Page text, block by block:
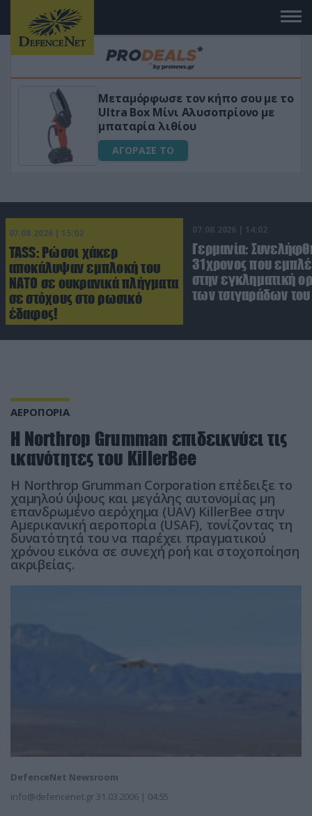
Μεταμόρφωσε τον κήπο σου με το
Ultra Box Μίνι Αλυσοπρίονο με
μπαταρία λιθίου
ΑΓΟΡΑΣΕ ΤΟ
07.08.2026 | 15:02
TASS: Ρώσοι χάκερ
αποκάλυψαν εμπλοκή του
ΝΑΤΟ σε ουκρανικά πλήγματα
σε στόχους στο ρωσικό
έδαφος!
07.08.2026 | 14:02
Γερμανία:
31χρονος που
στην εγκληματική
των τσιγαράδων του
ΑΕΡΟΠΟΡΙΑ
Η Northrop Grumman επιδεικνύει τις
ικανότητες του KillerBee
H Northrop Grumman Corporation επέδειξε το
χαμηλού ύψους και μεγάλης αυτονομίας μη
επανδρωμένο αερόχημα (UAV) KillerBee στην
Αμερικανική αεροπορία (USAF), τονίζοντας τη
δυνατότητά του να παρέχει πραγματικού
χρόνου εικόνα σε συνεχή ροή και στοχοποίηση
ακριβείας.
DefenceNet Newsroom
info@defencenet.gr 31.03.2006 | 04:55